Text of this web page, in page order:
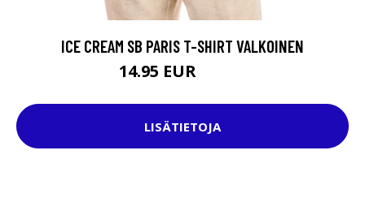
ICE CREAM SB PARIS T-SHIRT VALKOINEN
14.95 EUR
LISÄTIETOJA